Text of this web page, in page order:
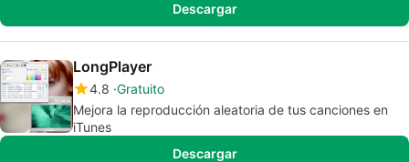
Descargar
LongPlayer
4.8 Gratuito
Mejora la reproducción aleatoria de tus canciones en
iTunes
Descargar